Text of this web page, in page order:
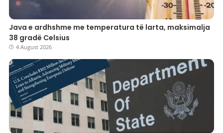
​Java e ardhshme me temperatura të larta, maksimalja
38 gradë Celsius
4 August 2026